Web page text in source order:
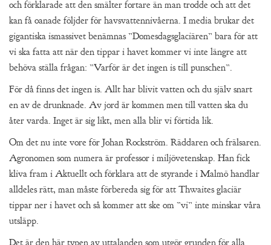
och förklarade att den smälter fortare än man trodde och att det
kan få oanade följder för havsvattennivåerna. I media brukar det
gigantiska ismassivet benämnas ”Domesdagsglaciären” bara för att
vi ska fatta att när den tippar i havet kommer vi inte längre att
behöva ställa frågan: ”Varför är det ingen is till punschen”.
För då finns det ingen is. Allt har blivit vatten och du själv snart
en av de drunknade. Av jord är kommen men till vatten ska du
åter varda. Inget är sig likt, men alla blir vi förtida lik.
Om det nu inte vore för Johan Rockström. Räddaren och frälsaren.
Agronomen som numera är professor i miljövetenskap. Han fick
kliva fram i Aktuellt och förklara att de styrande i Malmö handlar
alldeles rätt, man måste förbereda sig för att Thwaites glaciär
tippar ner i havet och så kommer att ske om ”vi” inte minskar våra
utsläpp.
Det är den här typen av uttalanden som utgör grunden för alla